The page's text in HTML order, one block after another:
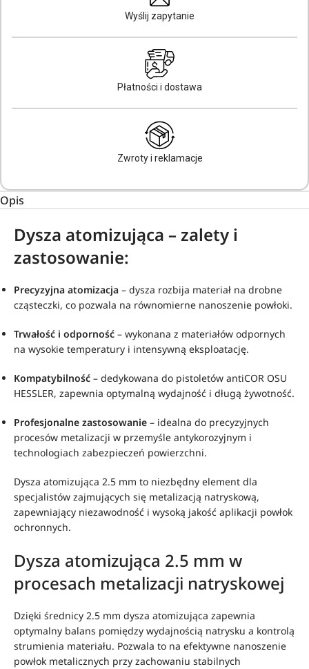
Wyślij zapytanie
Płatności i dostawa
Zwroty i reklamacje
Opis
Dysza atomizująca – zalety i
zastosowanie:
Precyzyjna atomizacja – dysza rozbija materiał na drobne
cząsteczki, co pozwala na równomierne nanoszenie powłoki.
Trwałość i odporność – wykonana z materiałów odpornych
na wysokie temperatury i intensywną eksploatację.
Kompatybilność – dedykowana do pistoletów antiCOR OSU
HESSLER, zapewnia optymalną wydajność i długą żywotność.
Profesjonalne zastosowanie – idealna do precyzyjnych
procesów metalizacji w przemyśle antykorozyjnym i
technologiach zabezpieczeń powierzchni.
Dysza atomizująca 2.5 mm to niezbędny element dla
specjalistów zajmujących się metalizacją natryskową,
zapewniający niezawodność i wysoką jakość aplikacji powłok
ochronnych.
Dysza atomizująca 2.5 mm w
procesach metalizacji natryskowej
Dzięki średnicy 2.5 mm dysza atomizująca zapewnia
optymalny balans pomiędzy wydajnością natrysku a kontrolą
strumienia materiału. Pozwala to na efektywne nanoszenie
powłok metalicznych przy zachowaniu stabilnych